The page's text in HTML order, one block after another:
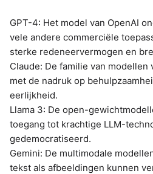
GPT-4: Het model van OpenAI
vele andere commerciële
sterke redeneervermogen en
Claude: De familie van
met de nadruk op
eerlijkheid.
Llama 3: De open-
toegang tot krachtige LLM-
gedemocratiseerd.
Gemini: De multimodale
tekst als afbeeldingen kunnen